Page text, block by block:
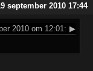
september 2010 17:44
2010 om 12:01: ▶